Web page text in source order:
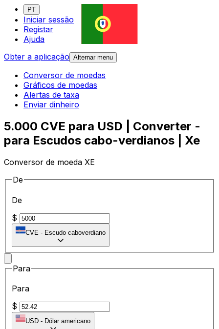
PT
Iniciar sessão
Registar
Ajuda
Obter a aplicação Alternar menu
Conversor de moedas
Gráficos de moedas
Alertas de taxa
Enviar dinheiro
5.000 CVE para USD | Converter -
para Escudos cabo-verdianos | Xe
Conversor de moeda XE
De
De
$
CVE - Escudo caboverdiano
Para
Para
$
USD - Dólar americano